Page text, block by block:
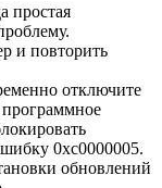
простая
и повторить
отключите
0xc0000005.
обновлений